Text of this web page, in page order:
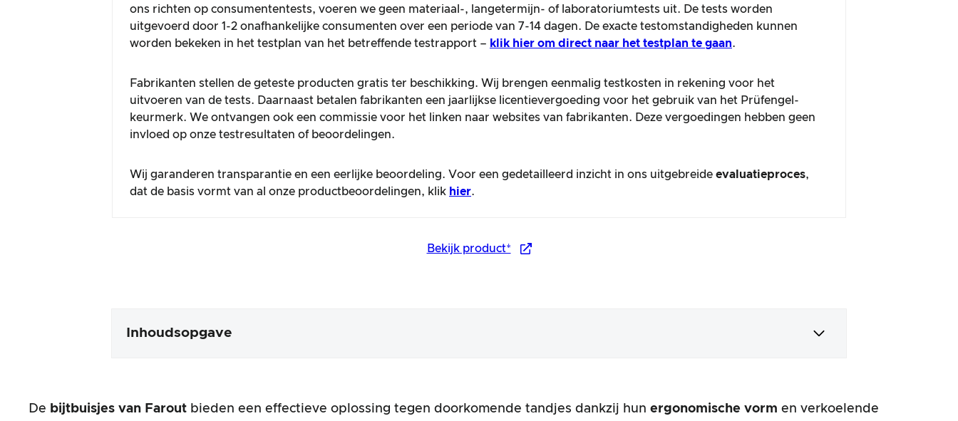
ons richten op consumententests, voeren we geen materiaal-, langetermijn- of laboratoriumtests uit. De tests worden
uitgevoerd door 1-2 onafhankelijke consumenten over een periode van 7-14 dagen. De exacte testomstandigheden kunnen
worden bekeken in het testplan van het betreffende testrapport – klik hier om direct naar het testplan te gaan.
Fabrikanten stellen de geteste producten gratis ter beschikking. Wij brengen eenmalig testkosten in rekening voor het
uitvoeren van de tests. Daarnaast betalen fabrikanten een jaarlijkse licentievergoeding voor het gebruik van het Prüfengel-
keurmerk. We ontvangen ook een commissie voor het linken naar websites van fabrikanten. Deze vergoedingen hebben geen
invloed op onze testresultaten of beoordelingen.
Wij garanderen transparantie en een eerlijke beoordeling. Voor een gedetailleerd inzicht in ons uitgebreide evaluatieproces,
dat de basis vormt van al onze productbeoordelingen, klik hier.
Bekijk product*
Inhoudsopgave
De bijtbuisjes van Farout bieden een effectieve oplossing tegen doorkomende tandjes dankzij hun ergonomische vorm en verkoelende